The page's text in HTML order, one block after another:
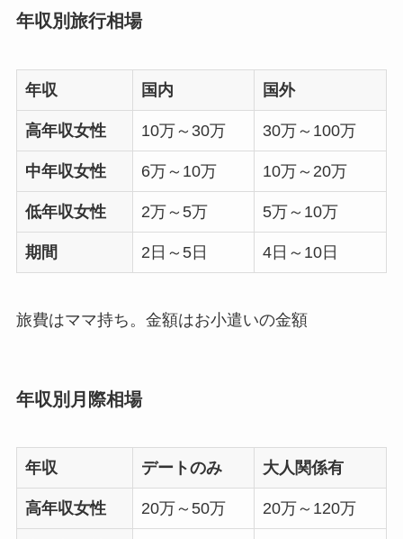
年収別旅行相場
年収 国内 国外
高年収女性 10万～30万 30万～100万
中年収女性 6万～10万 10万～20万
低年収女性 2万～5万 5万～10万
期間 2日～5日 4日～10日
旅費はママ持ち。金額はお小遣いの金額
年収別月際相場
年収 デートのみ 大人関係有
高年収女性 20万～50万 20万～120万